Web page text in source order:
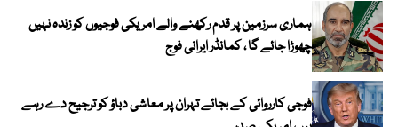
ہماری سرزمین پر قدم رکھنے والے امریکی فوجیوں کو زندہ نہیں
چھوڑا جائے گا ، کمانڈر ایرانی فوج
فوجی کارروائی کے بجائے تہران پر معاشی دباؤ کو ترجیح دے رہے